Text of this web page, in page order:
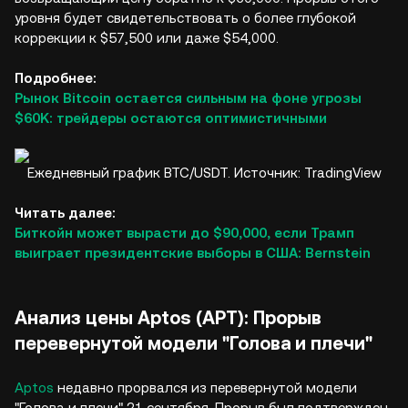
уровня будет свидетельствовать о более глубокой
коррекции к $57,500 или даже $54,000.
Подробнее:
Рынок Bitcoin остается сильным на фоне угрозы
$60K: трейдеры остаются оптимистичными
Ежедневный график BTC/USDT. Источник: TradingView
Читать далее:
Биткойн может вырасти до $90,000, если Трамп
выиграет президентские выборы в США: Bernstein
Анализ цены Aptos (APT): Прорыв
перевернутой модели "Голова и плечи"
Aptos недавно прорвался из перевернутой модели